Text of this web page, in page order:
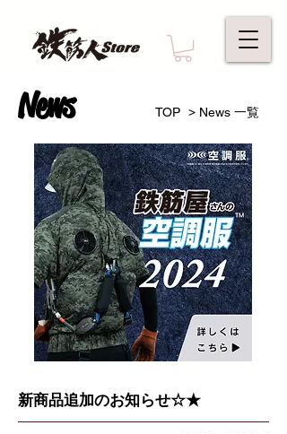
News TOP> News 一覧
新商品追加のお知らせ☆★